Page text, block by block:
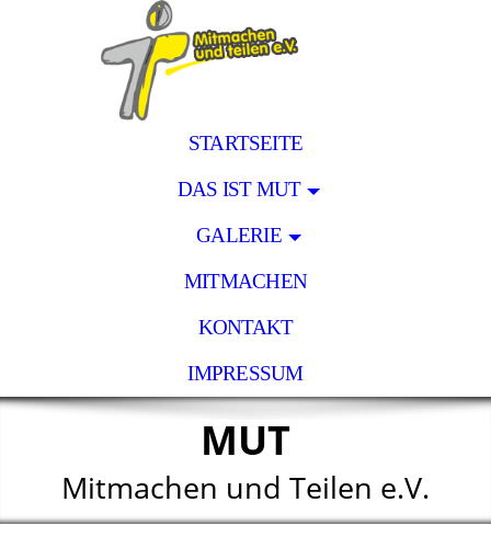
STARTSEITE
DAS IST MUT
GALERIE
MITMACHEN
KONTAKT
IMPRESSUM
MUT
Mitmachen und Teilen e.V.